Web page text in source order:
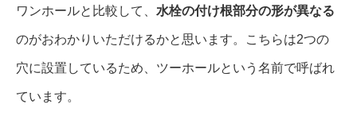
ワンホールと比較して、 水栓の付け根部分の形が異なる
のがおわかりいただけるかと思います。こちらは2つの
穴に設置しているため、ツーホールという名前で呼ばれ
ています。